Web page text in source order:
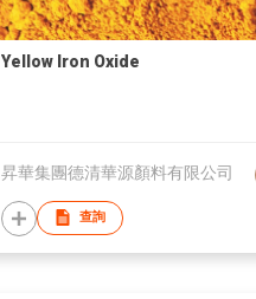
Yellow Iron Oxide
昇華集團德清華源顏料有限公司
查詢